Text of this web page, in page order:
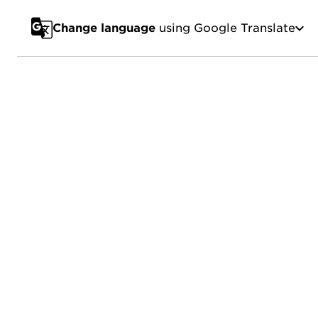
Change language using Google Translate